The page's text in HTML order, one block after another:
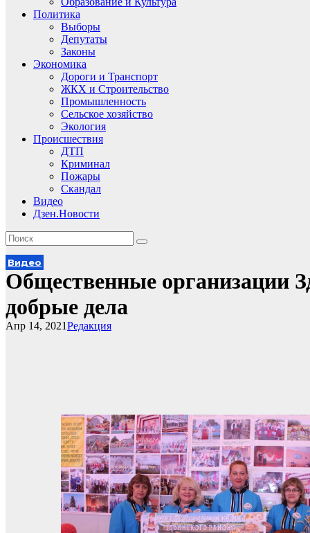
Политика
Выборы
Депутаты
Законы
Экономика
Дороги и Транспорт
ЖКХ и Строительство
Промышленность
Сельское хозяйство
Экология
Происшествия
ДТП
Криминал
Пожары
Скандал
Видео
Дзен.Новости
Видео
Общественные организации
добрые дела
Редакция
Апр 14, 2021